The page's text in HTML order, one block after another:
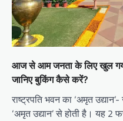
आज से आम जनता के लिए खुल गया
जानिए बुकिंग कैसे करें?
राष्ट्रपति भवन का ‘अमृत
‘अमृत उद्यान’ से होती है। यह 2